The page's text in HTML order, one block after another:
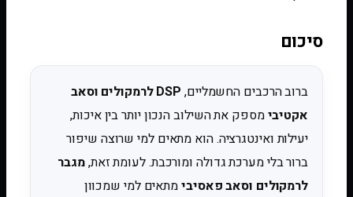
סיכום
ברוב הרכבים החשמליים,
DSP לרמקולים וסאב
אקטיבימספק את השילוב הנכון יותר בין איכות,
יעילות ואינטגרציה. הוא מתאים למי שרוצה שיפור
ברור בלי מערכת גדולה ומורכבת. לעומת זאת,מגבר
לרמקולים וסאב פאסיבימתאים למי שמכוון